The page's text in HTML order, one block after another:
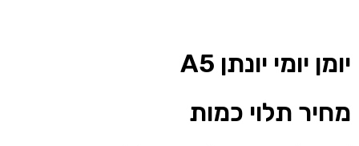
יומן יומי יונתן A5
מחיר תלוי כמות